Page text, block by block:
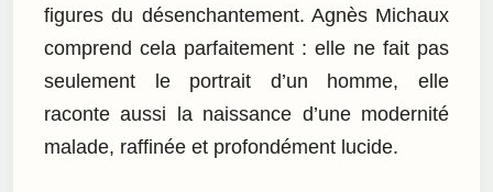
figures du désenchantement. Agnès Michaux
comprend cela parfaitement : elle ne fait pas
seulement le portrait d’un homme, elle
raconte aussi la naissance d’une modernité
malade, raffinée et profondément lucide.